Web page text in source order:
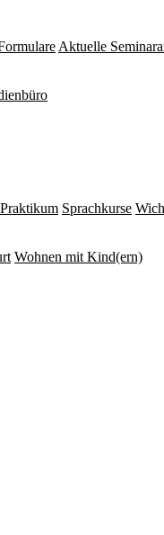
Aktuelle
Praktikum Sprachkurse
Wohnen mit Kind(ern)